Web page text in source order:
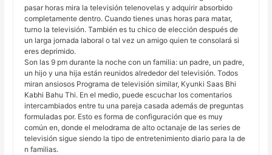
pasar horas mira la televisión telenovelas y adquirir absorbido
completamente dentro. Cuando tienes unas horas para matar,
turno la televisión. También es tu chico de elección después de
un larga jornada laboral o tal vez un amigo quien te consolará si
eres deprimido.
Son las 9 pm durante la noche con un familia: un padre, un padre,
un hijo y una hija están reunidos alrededor del televisión. Todos
miran ansiosos Programa de televisión similar, Kyunki Saas Bhi
Kabhi Bahu Thi. En el medio, puede escuchar los comentarios
intercambiados entre tu una pareja casada además de preguntas
formuladas por. Esto es forma de configuración que es muy
común en, donde el melodrama de alto octanaje de las series de
televisión sigue siendo la tipo de entretenimiento diario para la de
n familias.